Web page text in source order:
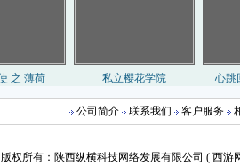
公司简介 联系我们 客户服务
版权所有：陕西纵横科技网络发展有限公司 ( 西游